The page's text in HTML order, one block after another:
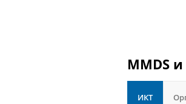
MMDS
ИКТ